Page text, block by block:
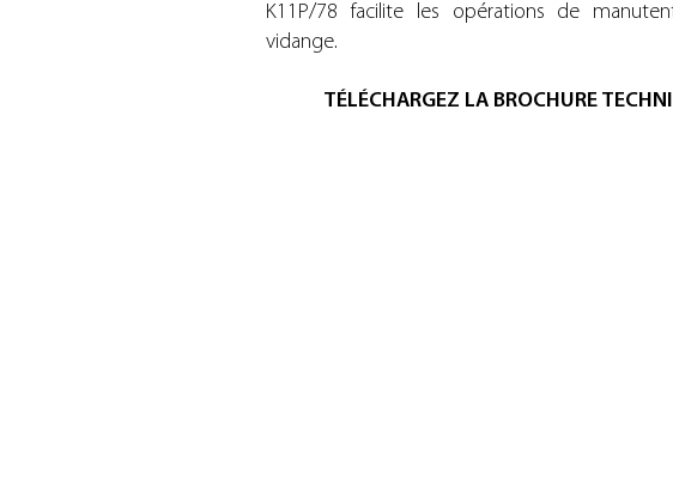
K11P/78 facilite les opérations de
vidange.
TÉLÉCHARGEZ LA BROCHURE